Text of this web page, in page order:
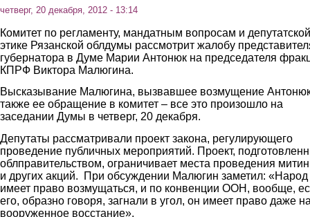
четверг, 20 декабря, 2012 - 13:14
Комитет по регламенту, мандатным вопросам и депутатской
этике Рязанской облдумы рассмотрит жалобу
губернатора в Думе Марии Антонюк на председателя
КПРФ Виктора Малюгина.
Высказывание Малюгина, вызвавшее возмущение
также ее обращение в комитет – все это произошло на
заседании Думы в четверг, 20 декабря.
Депутаты рассматривали проект закона, регулирующего
проведение публичных мероприятий. Проект,
облправительством, ограничивает места проведения
и других акций. При обсуждении Малюгин заметил: «Народ
имеет право возмущаться, и по конвенции ООН, вообще,
его, образно говоря, загнали в угол, он имеет право даже
вооруженное восстание».